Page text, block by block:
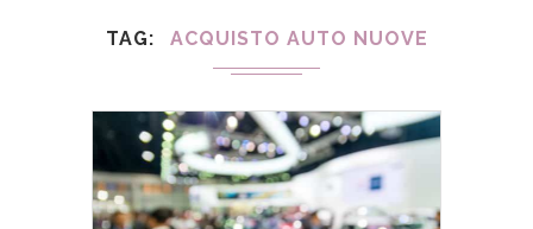
TAG ACQUISTO AUTO NUOVE